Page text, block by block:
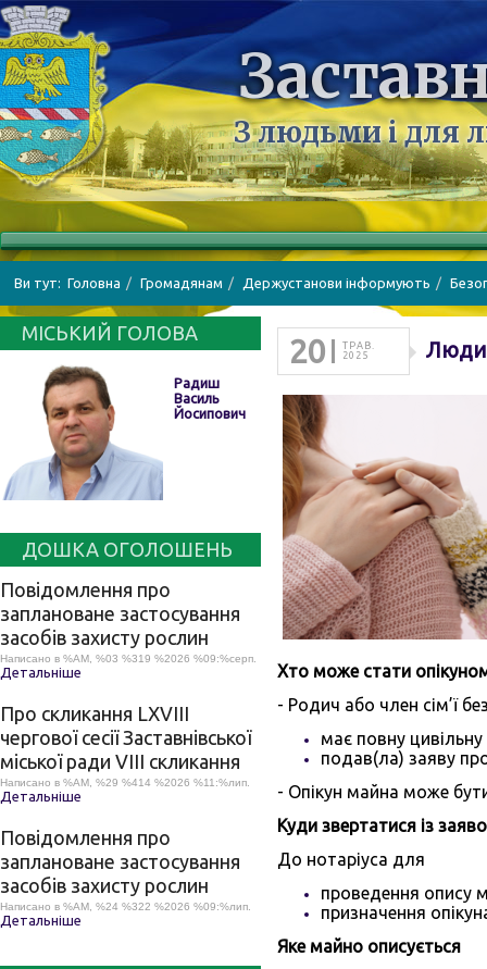
З людьми і для
Ви тут: Головна Громадянам Держустанови інформують
МІСЬКИЙ ГОЛОВА
Радиш
Василь
Йосипович
ДОШКА ОГОЛОШЕНЬ
Повідомлення про
заплановане застосування
засобів захисту рослин
Написано в %AM, %03 %319 %2026 %09:%серп.
Детальніше
Про скликання LХVІІІ
чергової сесії Заставнівської
міської ради VIII скликання
Написано в %AM, %29 %414 %2026 %11:%лип.
Детальніше
Повідомлення про
заплановане застосування
засобів захисту рослин
Написано в %AM, %24 %322 %2026 %09:%лип.
Детальніше
20
ТРАВ.
2025
Хто може стати
- Родич або член сім’ї
має повну цивільну
подав(ла) заяву
- Опікун майна може
Куди звертатися із
До нотаріуса для
проведення опису
призначення
Яке майно описується